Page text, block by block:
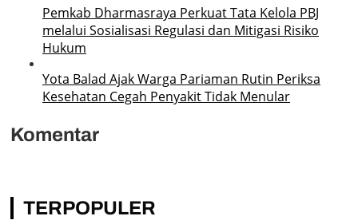
Pemkab Dharmasraya Perkuat Tata Kelola PBJ
melalui Sosialisasi Regulasi dan Mitigasi Risiko
Hukum
Yota Balad Ajak Warga Pariaman Rutin Periksa
Kesehatan Cegah Penyakit Tidak Menular
Komentar
TERPOPULER